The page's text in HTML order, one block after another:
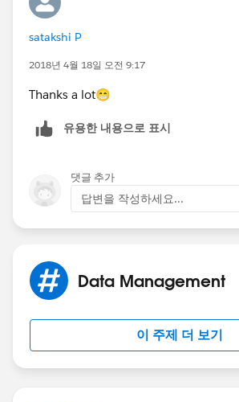
satakshi P
2018년 4월 18일 오전 9:17
Thanks a lot😁
유용한 내용으로 표시
댓글 추가
답변을 작성하세요...
Data Management
이 주제 더 보기